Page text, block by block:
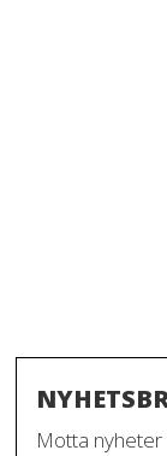
Motta